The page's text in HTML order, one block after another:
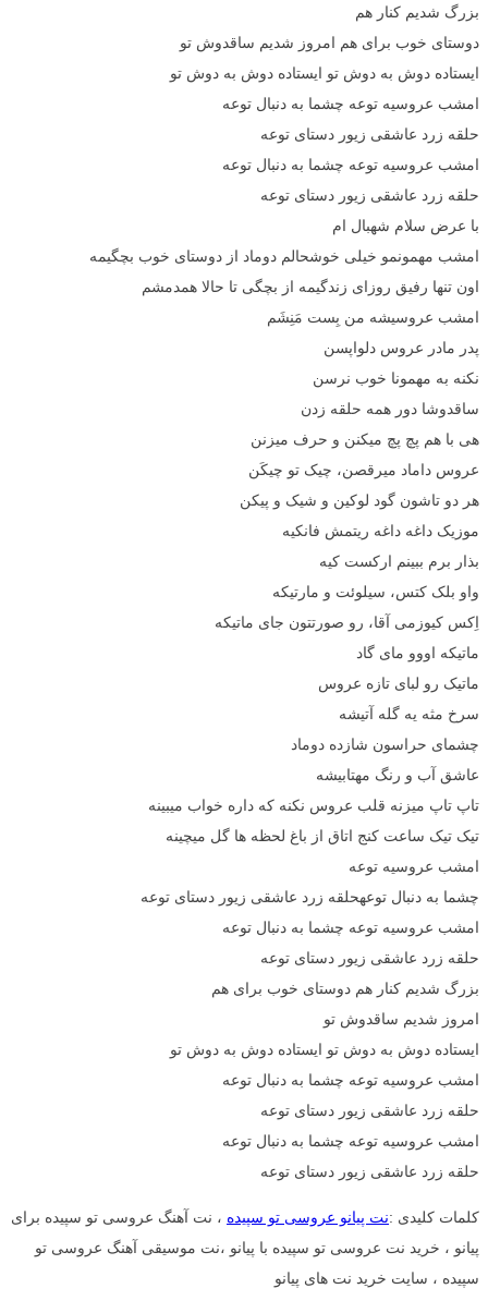
بزرگ شدیم کنار هم
دوستای خوب برای هم امروز شدیم ساقدوش تو
ایستاده دوش به دوش تو ایستاده دوش به دوش تو
امشب عروسیه توعه چشما به دنبال توعه
حلقه زرد عاشقی زیور دستای توعه
امشب عروسیه توعه چشما به دنبال توعه
حلقه زرد عاشقی زیور دستای توعه
با عرض سلام شهبال ام
امشب مهمونمو خیلی خوشحالم دوماد از دوستای خوب بچگیمه
اون تنها رفیق روزای زندگیمه از بچگی تا حالا همدمشم
امشب عروسیشه من بِست مَنِشَم
پدر مادر عروس دلواپسن
نکنه به مهمونا خوب نرسن
ساقدوشا دور همه حلقه زدن
هی با هم پچ پچ میکنن و حرف میزنن
عروس داماد میرقصن، چیک تو چیکَن
هر دو تاشون گود لوکین و شیک و پیکن
موزیک داغه داغه ریتمش فانکیه
بذار برم ببینم ارکست کیه
واو بلک کتس، سیلوئت و مارتیکه
اِکس کیوزمی آقا، رو صورتتون جای ماتیکه
ماتیکه اووو مای گاد
ماتیک رو لبای تازه عروس
سرخ مثه یه گله آتیشه
چشمای حراسون شازده دوماد
عاشق آب و رنگ مهتابیشه
تاپ تاپ میزنه قلب عروس نکنه که داره خواب میبینه
تیک تیک ساعت کنج اتاق از باغ لحظه ها گل میچینه
امشب عروسیه توعه
چشما به دنبال توعهحلقه زرد عاشقی زیور دستای توعه
امشب عروسیه توعه چشما به دنبال توعه
حلقه زرد عاشقی زیور دستای توعه
بزرگ شدیم کنار هم دوستای خوب برای هم
امروز شدیم ساقدوش تو
ایستاده دوش به دوش تو ایستاده دوش به دوش تو
امشب عروسیه توعه چشما به دنبال توعه
حلقه زرد عاشقی زیور دستای توعه
امشب عروسیه توعه چشما به دنبال توعه
حلقه زرد عاشقی زیور دستای توعه
کلمات کلیدی :نت پیانو عروسی تو سپیده ، نت آهنگ عروسی تو سپیده برای
پیانو ، خرید نت عروسی تو سپیده با پیانو ،نت موسیقی آهنگ عروسی تو
سپیده ، سایت خرید نت های پیانو